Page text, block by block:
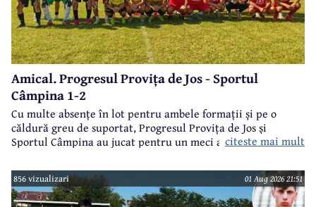
Amical. Progresul Provița de Jos - Sportul
Câmpina 1-2
Cu multe absențe în lot pentru ambele formații și pe o
căldură greu de suportat, Progresul Provița de Jos și
Sportul Câmpina au jucat pentru un meci amical.citeste mai mult
856 vizualizari 01 Aug 2026 21:51